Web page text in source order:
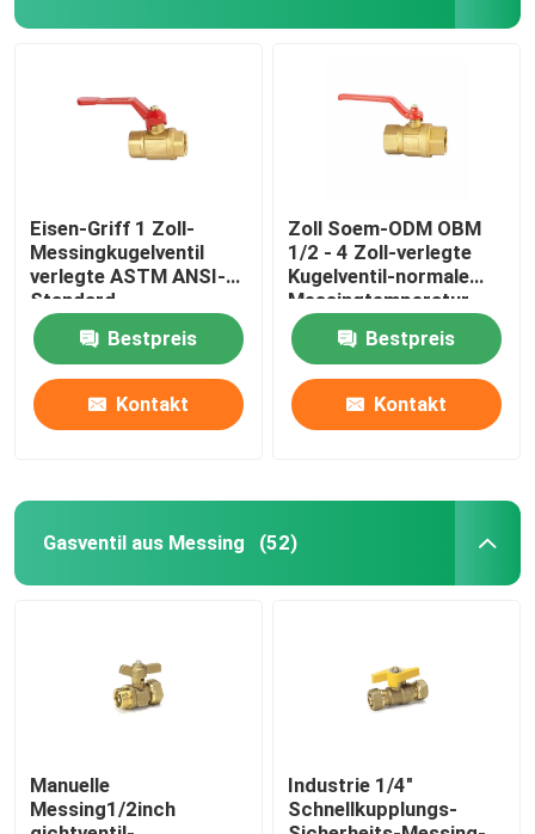
Messingschwimmerventil
Rohrverschraubungen aus Messing
Eisen-Griff 1 Zoll-
Messingkugelventil
verlegte ASTM ANSI-
Standard
Bestpreis
Kontakt
Zoll Soem-ODM OBM
1/2 - 4 Zoll-verlegte
Kugelventil-normale
Messingtemperatur
Bestpreis
Kontakt
Gasventil aus Messing (52)
Manuelle
Messing1/2inch
Industrie 1/4"
Schnellkupplungs-